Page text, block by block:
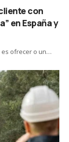
con
en España y
es ofrecer o un…